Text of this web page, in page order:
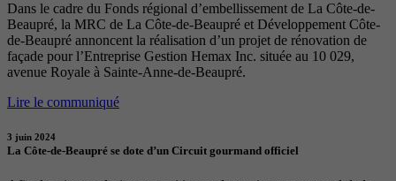
Dans le cadre du Fonds régional d’embellissement de La Côte-de-
Beaupré, la MRC de La Côte-de-Beaupré et Développement Côte-
de-Beaupré annoncent la réalisation d’un projet de rénovation de
façade pour l’Entreprise Gestion Hemax Inc. située au 10 029,
avenue Royale à Sainte-Anne-de-Beaupré.
Lire le communiqué
3 juin 2024
La Côte-de-Beaupré se dote d’un Circuit gourmand officiel